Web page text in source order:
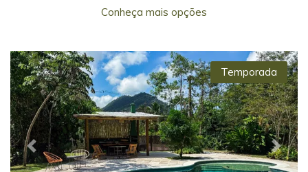
Conheça mais opções
Previous Next
Temporada